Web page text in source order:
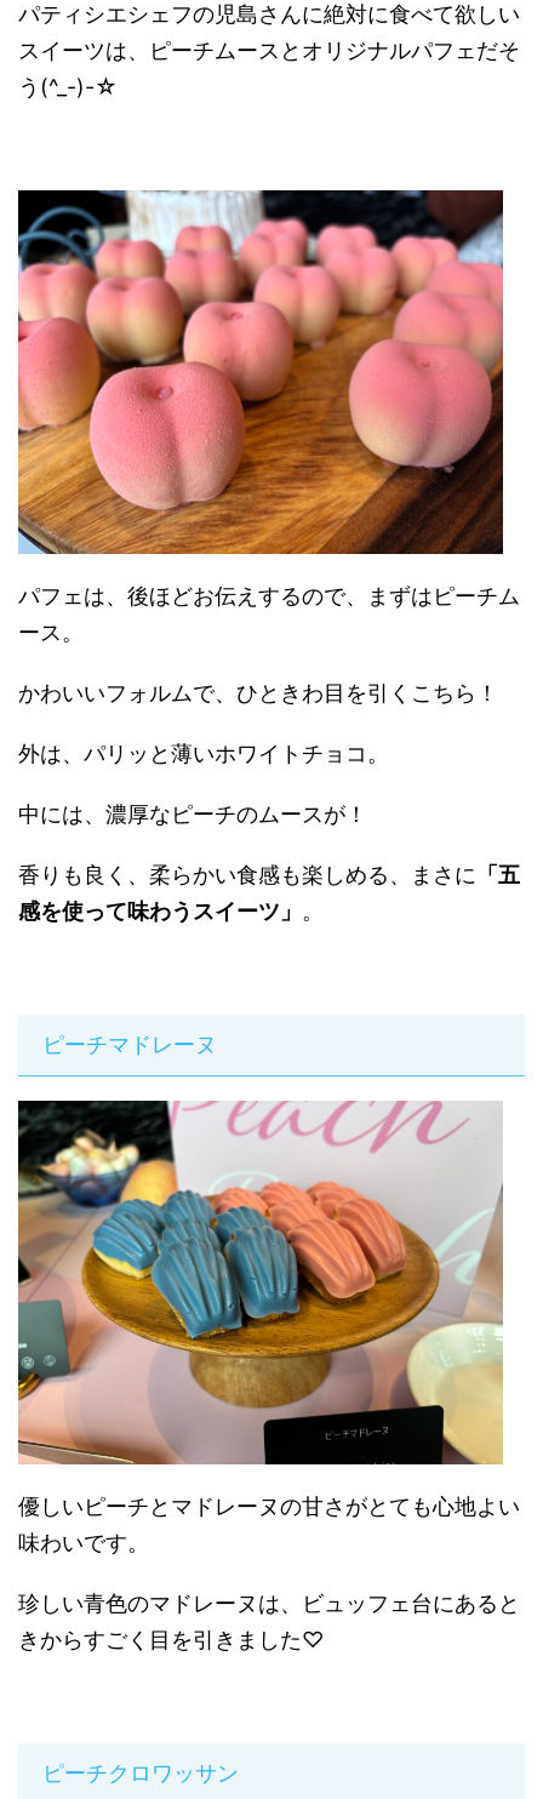
パティシエシェフの児島さんに絶対に食べて欲しい
スイーツは、ピーチムースとオリジナルパフェだそ
う(^_-)-☆
パフェは、後ほどお伝えするので、まずはピーチム
ース。
かわいいフォルムで、ひときわ目を引くこちら！
外は、パリッと薄いホワイトチョコ。
中には、濃厚なピーチのムースが！
香りも良く、柔らかい食感も楽しめる、まさに 「五
感を使って味わうスイーツ」 。
ピーチマドレーヌ
優しいピーチとマドレーヌの甘さがとても心地よい
味わいです。
珍しい青色のマドレーヌは、ビュッフェ台にあると
きからすごく目を引きました♡
ピーチクロワッサン